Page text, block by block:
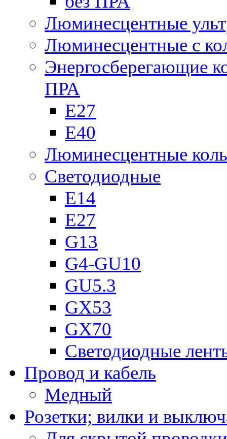
Люминесцентные
Люминесцентные с
Энергосберегающие
ПРА
Е27
Е40
Люминесцентные
Светодиодные
Е14
Е27
G13
G4-GU10
GU5.3
GX53
GX70
Светодиодные
Провод и кабель
Медный
Розетки; вилки и